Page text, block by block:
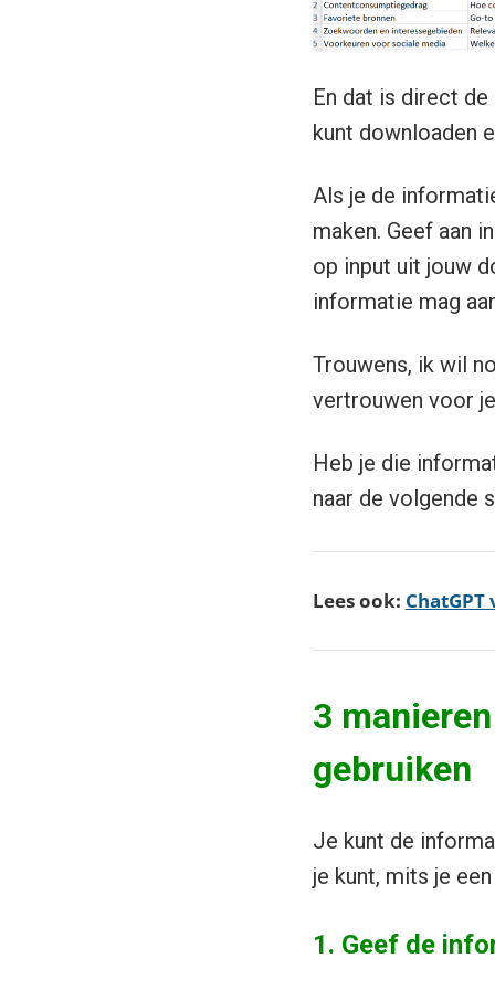
En dat is direct
kunt downloaden
Als je de
maken. Geef aan
op input uit jouw
informatie mag
Trouwens, ik wil
vertrouwen voor
Heb je die
naar de volgende
Lees ook:
3
gebruiken
Je kunt de
je kunt, mits je
1. Geef de